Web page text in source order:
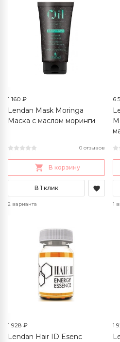
1 160 ₽
Lendan Mask Moringa
Маска с маслом моринги
0 отзывов
В корзину
В 1 клик
2 варианта
6
1
1 928 ₽
Lendan Hair ID Esenc
1